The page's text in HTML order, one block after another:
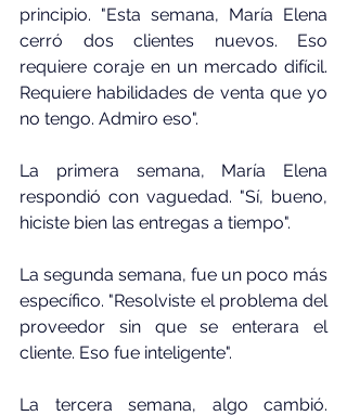
principio. "Esta semana, María Elena
cerró dos clientes nuevos. Eso
requiere coraje en un mercado difícil.
Requiere habilidades de venta que yo
no tengo. Admiro eso".
La primera semana, María Elena
respondió con vaguedad. "Sí, bueno,
hiciste bien las entregas a tiempo".
La segunda semana, fue un poco más
específico. "Resolviste el problema del
proveedor sin que se enterara el
cliente. Eso fue inteligente".
La tercera semana, algo cambió.